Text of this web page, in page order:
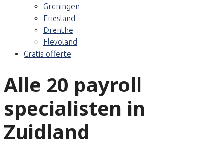
Groningen
Friesland
Drenthe
Flevoland
Gratis offerte
Alle 20 payroll
specialisten in
Zuidland